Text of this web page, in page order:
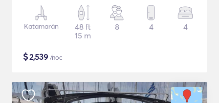
Katamarán
48 ft
15 m
8 4 4
$2,539 /noc